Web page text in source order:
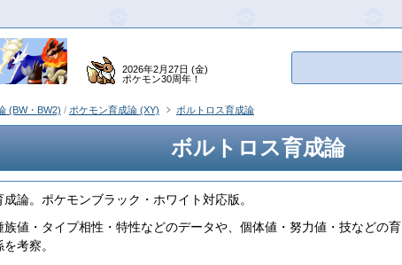
ボルトロス育成論
論。ポケモンブラック・ホワイト対応版。
族値・タイプ相性・特性などのデータや、個体値・努力値・技などの育
考察。
2026年2月27日 (金)
ポケモン30周年！
(BW・BW2) / ポケモン育成論 (XY) ボルトロス育成論